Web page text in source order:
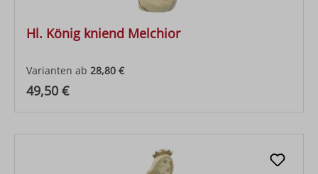
Hl. König kniend Melchior
Varianten ab 28,80 €
Regulärer Preis:
49,50 €